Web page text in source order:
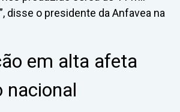
disse o presidente da Anfavea na
em alta afeta
nacional